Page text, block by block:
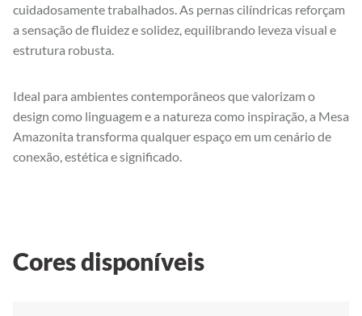
cuidadosamente trabalhados. As pernas cilíndricas reforçam
a sensação de fluidez e solidez, equilibrando leveza visual e
estrutura robusta.
Ideal para ambientes contemporâneos que valorizam o
design como linguagem e a natureza como inspiração, a Mesa
Amazonita transforma qualquer espaço em um cenário de
conexão, estética e significado.
Cores disponíveis